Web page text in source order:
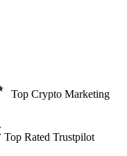
Top Crypto Marketing
Top Rated Trustpilot